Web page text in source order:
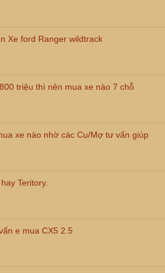
Xe ford Ranger wildtrack
triệu thì nên mua xe nào 7 chỗ
xe nào nhờ các Cụ/Mợ tư vấn giúp
Teritory.
e mua CX5 2.5